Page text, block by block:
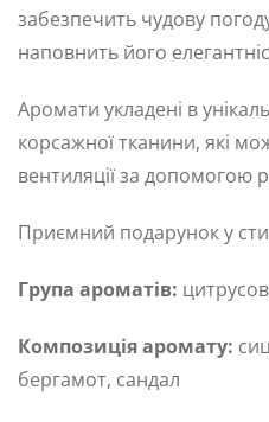
забезпечить чудову
наповнить його
Аромати укладені в
корсажної тканини, які
вентиляції за допомогою
Приємний подарунок у
Група ароматів:
Композиція аромату:
бергамот, сандал